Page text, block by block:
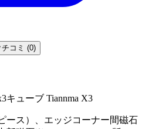
チコミ (0)
キューブ Tiannma X3
ース）、エッジコーナー間磁石